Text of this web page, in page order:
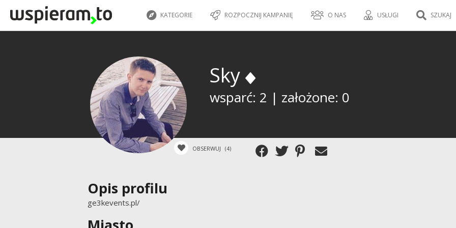
KATEGORIE ROZPOCZNIJ KAMPANIĘ O NAS USŁUGI SZUKAJ
Sky
wsparć: 2 | założone: 0
OBSERWUJ (4)
Opis profilu
ge3kevents.pl/